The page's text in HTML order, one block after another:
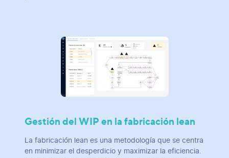
Gestión del WIP en la fabricación lean
La fabricación lean es una metodología que se centra
en minimizar el desperdicio y maximizar la eficiencia.